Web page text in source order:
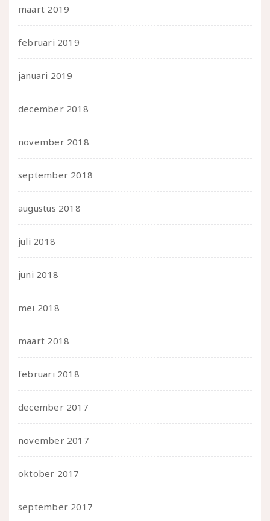
maart 2019
februari 2019
januari 2019
december 2018
november 2018
september 2018
augustus 2018
juli 2018
juni 2018
mei 2018
maart 2018
februari 2018
december 2017
november 2017
oktober 2017
september 2017